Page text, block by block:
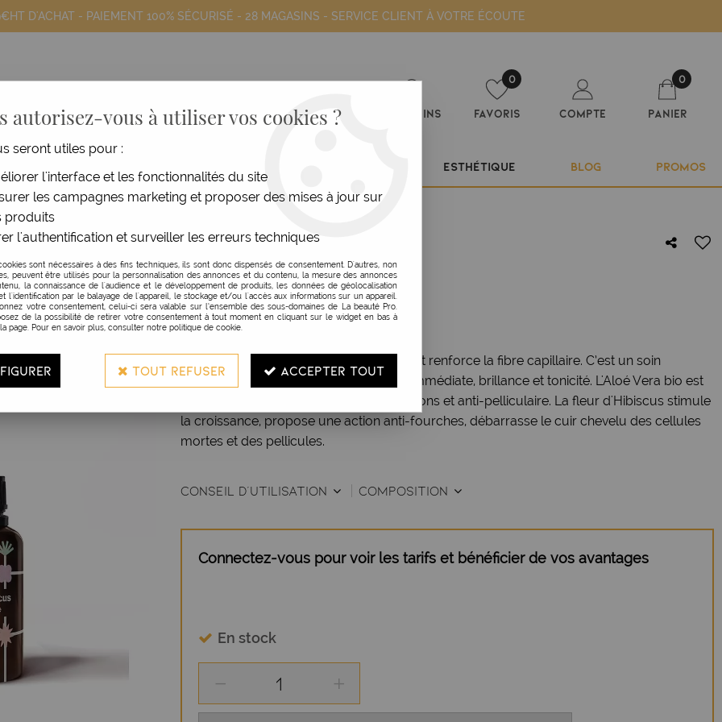
D'ACHAT - PAIEMENT 100% SÉCURISÉ - 28 MAGASINS - SERVICE CLIENT À VOTRE ÉCOUTE
Magasins
0
Favoris Compte
0
Panier
ESTHÉTIQUE BLOG PROMOS
>Serum Antidote
LE LABO SHANDRANI
SERUM ANTIDOTE
100 ML
L'antidote stoppe la chute des cheveux et renforce la fibre capillaire. C’est un soin
revitalisant qui procure une souplesse immédiate, brillance et tonicité. L'Aloé Vera bio est
un excellent hydratant, anti-démangeaisons et anti-pelliculaire. La fleur d'Hibiscus stimule
la croissance, propose une action anti-fourches, débarrasse le cuir chevelu des cellules
mortes et des pellicules.
CONSEIL D'UTILISATION COMPOSITION
Connectez-vous pour voir les tarifs et bénéficier de vos avantages
En stock
autorisez-vous à utiliser vos cookies ?
seront utiles pour :
l'interface et les fonctionnalités du site
les campagnes marketing et proposer des mises à jour sur
produits
l'authentification et surveiller les erreurs techniques
sont nécessaires à des fins techniques, ils sont donc dispensés de consentement. D'autres, non
peuvent être utilisés pour la personnalisation des annonces et du contenu, la mesure des annonces
la connaissance de l'audience et le développement de produits, les données de géolocalisation
l'identification par le balayage de l'appareil, le stockage et/ou l'accès aux informations sur un appareil.
votre consentement, celui-ci sera valable sur l’ensemble des sous-domaines de La beauté Pro.
de la possibilité de retirer votre consentement à tout moment en cliquant sur le widget en bas à
page. Pour en savoir plus, consulter notre politique de cookie.
TOUT REFUSER ACCEPTER TOUT